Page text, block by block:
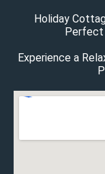
Holiday
Perfect
Experience a